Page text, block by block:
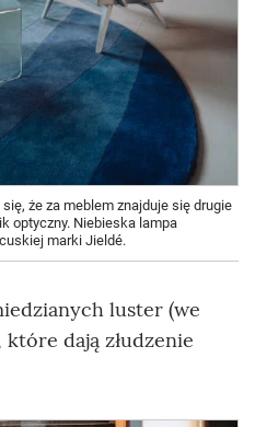
że za meblem znajduje się drugie
optyczny. Niebieska lampa
marki Jieldé.
luster (we
dają złudzenie